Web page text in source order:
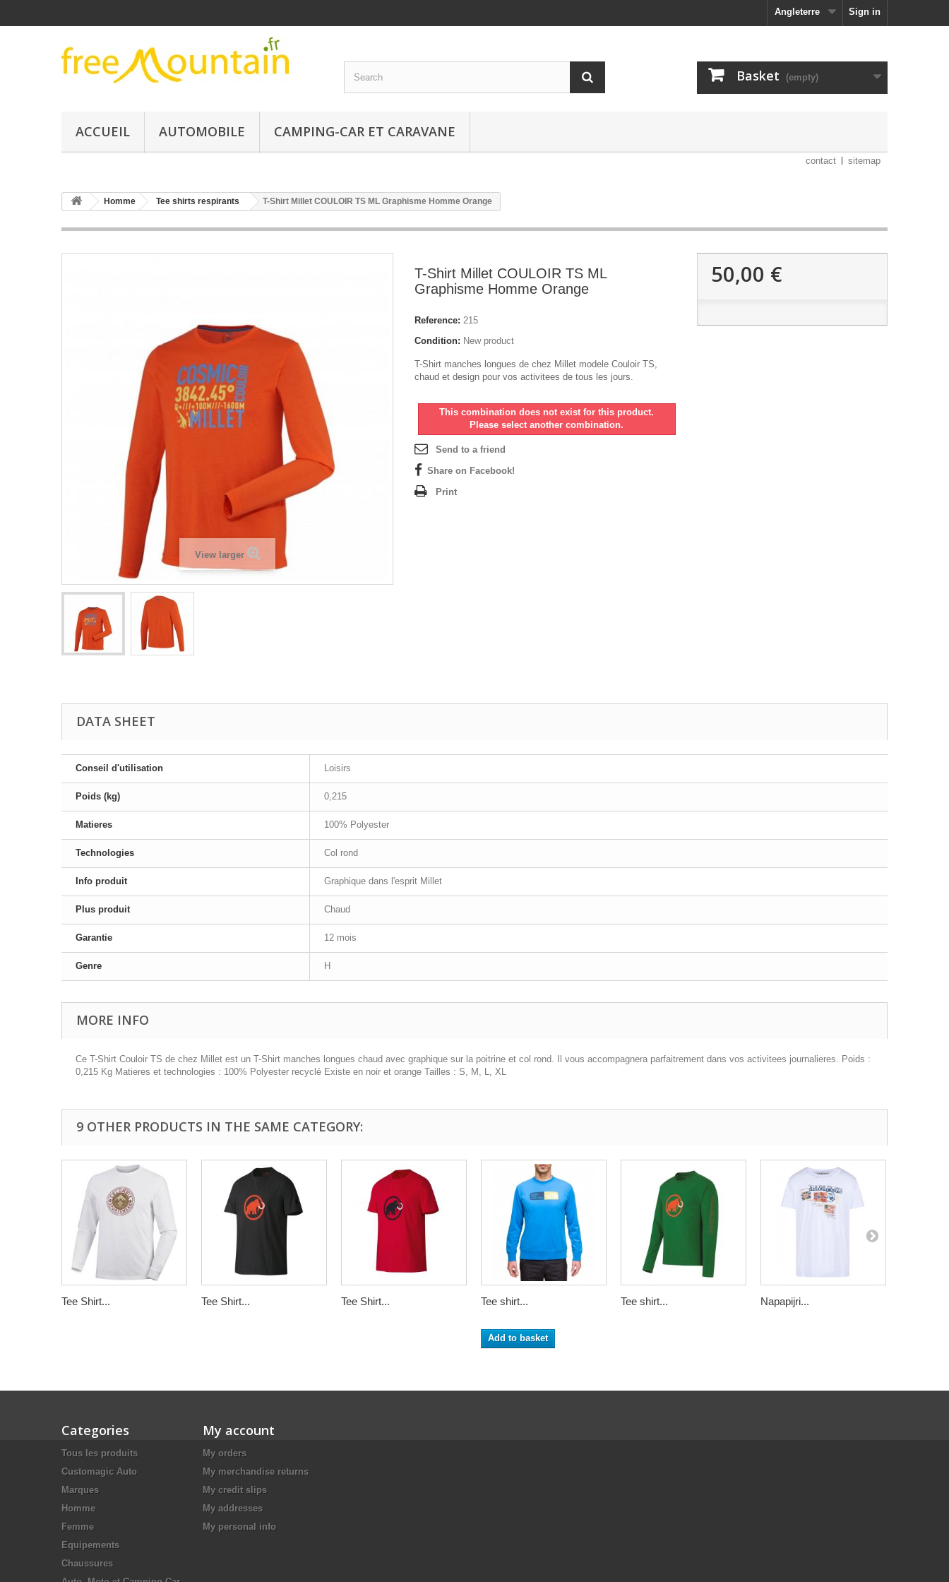
Sign in
Angleterre
Basket (empty)
ACCUEIL AUTOMOBILE CAMPING-CAR ET CARAVANE
contact sitemap
Homme Tee shirts respirants T-Shirt Millet COULOIR TS ML Graphisme Homme Orange
View larger
T-Shirt Millet COULOIR TS ML
Graphisme Homme Orange
Reference: 215
Condition: New product
T-Shirt manches longues de chez Millet modele Couloir TS,
chaud et design pour vos activitees de tous les jours.
This combination does not exist for this product.
Please select another combination.
Send to a friend
Share on Facebook!
Print
50,00 €
DATA SHEET
Conseil d'utilisation Loisirs
Poids (kg) 0,215
Matieres 100% Polyester
Technologies Col rond
Info produit Graphique dans l'esprit Millet
Plus produit Chaud
Garantie 12 mois
Genre H
MORE INFO
Ce T-Shirt Couloir TS de chez Millet est un T-Shirt manches longues chaud avec graphique sur la poitrine et col rond. Il vous accompagnera parfaitrement dans vos activitees journalieres. Poids :
0,215 Kg Matieres et technologies : 100% Polyester recyclé Existe en noir et orange Tailles : S, M, L, XL
9 OTHER PRODUCTS IN THE SAME CATEGORY:
Tee Shirt... Tee Shirt... Tee Shirt... Tee shirt...
Add to basket
Tee shirt... Napapijri...
Categories
Tous les produits
Customagic Auto
Marques
Homme
Femme
Equipements
Chaussures
My account
My orders
My merchandise returns
My credit slips
My addresses
My personal info